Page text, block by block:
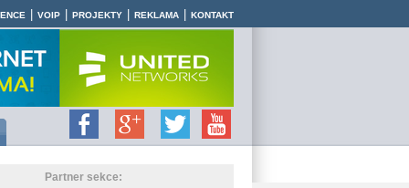
VOIP PROJEKTY REKLAMA KONTAKT
Partner sekce: